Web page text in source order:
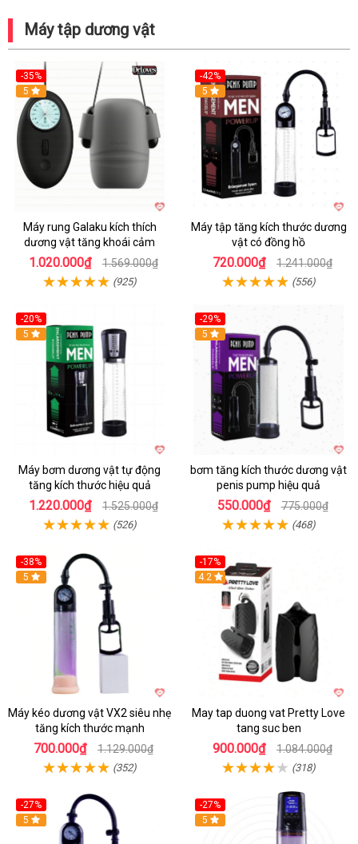
Máy tập dương vật
-35%
Hot
5
Máy rung Galaku kích thích
dương vật tăng khoái cảm
1.020.000₫ 1.569.000₫
(925)
-42%
5
Máy tập tăng kích thước dương
vật có đồng hồ
720.000₫ 1.241.000₫
(556)
-20%
5
Máy bơm dương vật tự động
tăng kích thước hiệu quả
1.220.000₫ 1.525.000₫
(526)
-29%
5
bơm tăng kích thước dương vật
penis pump hiệu quả
550.000₫ 775.000₫
(468)
-38%
Hot
5
Máy kéo dương vật VX2 siêu nhẹ
tăng kích thước mạnh
700.000₫ 1.129.000₫
(352)
-17%
4.2
May tap duong vat Pretty Love
tang suc ben
900.000₫ 1.084.000₫
(318)
-27%
Hot
5
-27%
Hot
5